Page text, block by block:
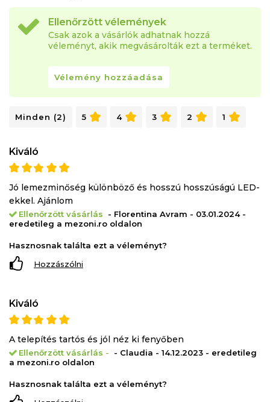
Ellenőrzött vélemények
Csak azok a vásárlók adhatnak hozzá
véleményt, akik megvásárolták ezt a terméket.
Vélemény hozzáadása
Minden (2) 5 4 3 2 1
Kiváló
Jó lemezminőség különböző és hosszú hosszúságú LED-
ekkel. Ajánlom
Ellenőrzött vásárlás
- Florentina Avram - 03.01.2024 -
eredetileg a mezoni.ro oldalon
Hasznosnak találta ezt a véleményt?
Hozzászólni
Kiváló
A telepítés tartós és jól néz ki fenyőben
Ellenőrzött vásárlás -
- Claudia - 14.12.2023 - eredetileg
a mezoni.ro oldalon
Hasznosnak találta ezt a véleményt?